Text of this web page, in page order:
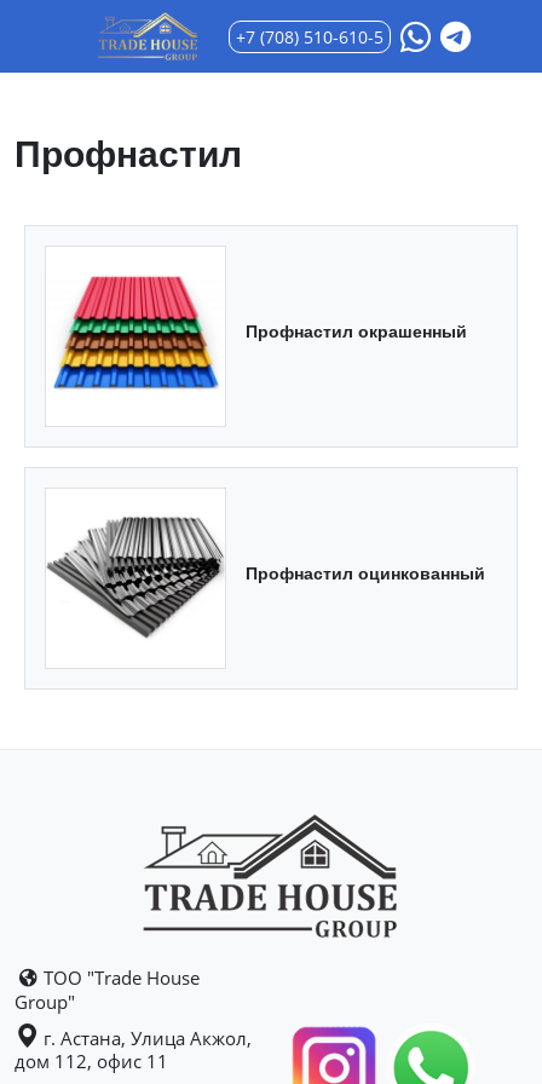
+7 (708) 510-610-5
Профнастил
Профнастил окрашенный
Профнастил оцинкованный
ТОО "Trade House
Group"
г. Астана, Улица Акжол,
дом 112, офис 11